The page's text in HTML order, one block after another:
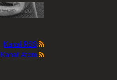
Kanał RSS
Kanał Atom